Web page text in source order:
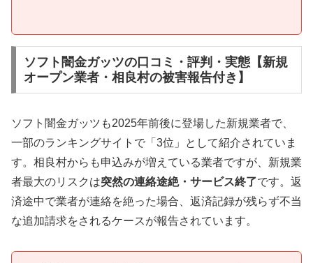
ソフト闇金ガッツの口コミ・評判・実態【新規
オープン業者・相良村の被害報告付き】
ソフト闇金ガッツも2025年前後に登場した新規業者で、
一部のランキングサイトで「3位」として紹介されていま
す。相良村からも申込みが増えている業者ですが、新規業
者最大のリスクは突然の連絡途絶・サービス終了です。返
済途中で業者が連絡を絶った場合、返済記録が残らず不当
な追加請求をされるケースが報告されています。